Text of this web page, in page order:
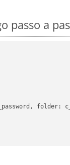
passo a
folder: